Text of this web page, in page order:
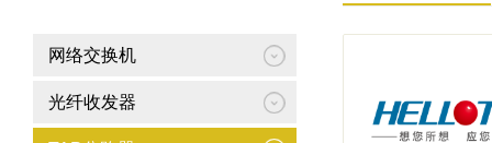
网络交换机
光纤收发器